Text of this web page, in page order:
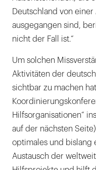
Deutschland von
ausgegangen sind,
nicht der Fall ist.“
Um solchen
Aktivitäten der
sichtbar zu machen
Hilfsorganisationen“
auf der nächsten
optimales und bislang
Austausch der